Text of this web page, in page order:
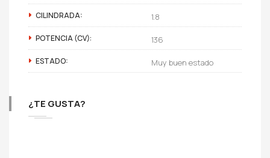
CILINDRADA: 1.8
POTENCIA (CV): 136
ESTADO: Muy buen estado
¿TE GUSTA?